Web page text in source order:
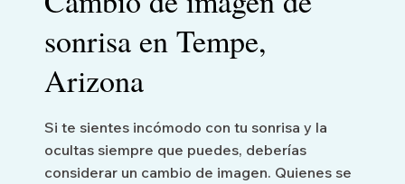
sonrisa en Tempe,
Arizona
Si te sientes incómodo con tu sonrisa y la
ocultas siempre que puedes, deberías
considerar un cambio de imagen. Quienes se